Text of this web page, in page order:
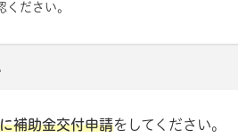
ください。
補助金交付申請をしてください。